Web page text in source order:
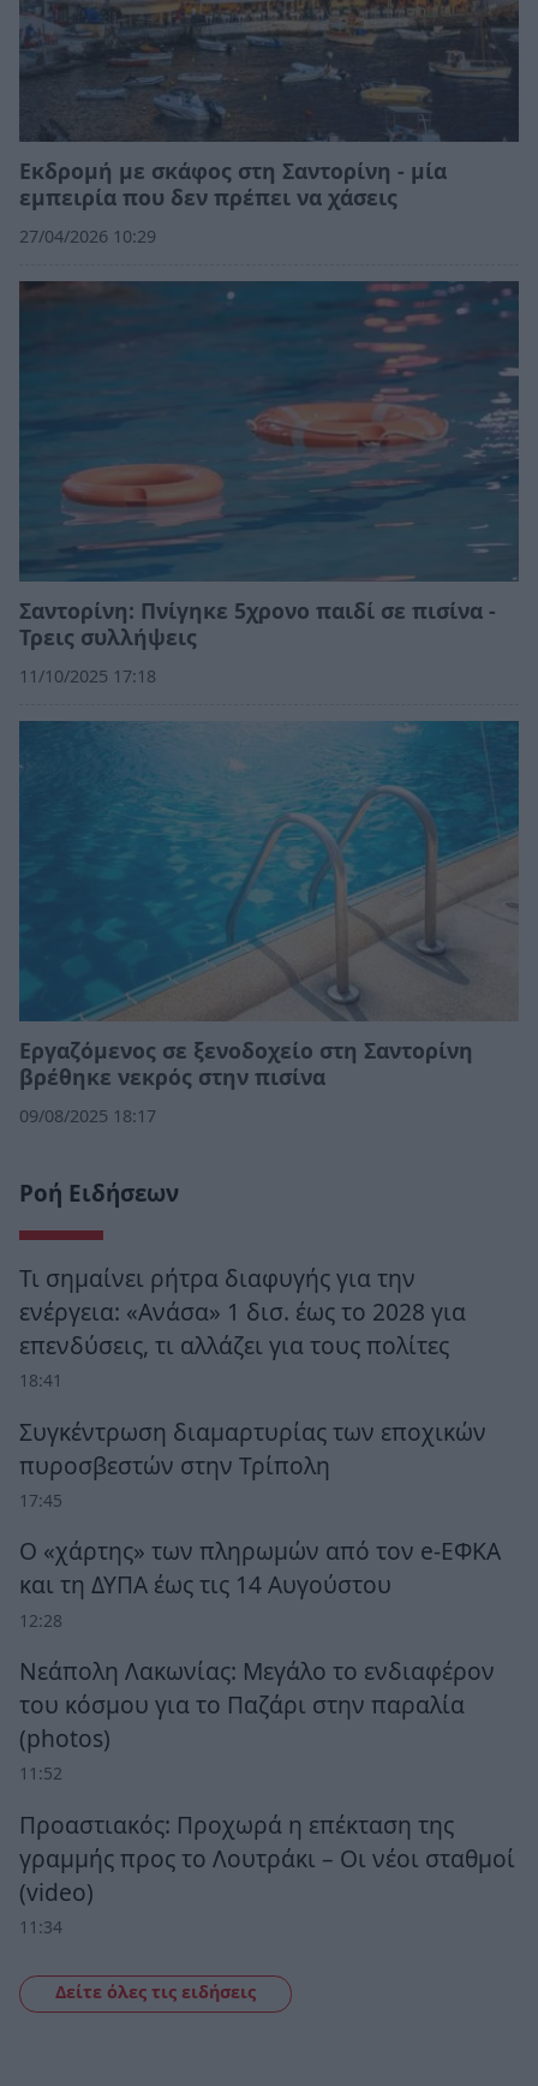
Εκδρομή με σκάφος στη Σαντορίνη - μία
εμπειρία που δεν πρέπει να χάσεις
27/04/2026 10:29
Σαντορίνη: Πνίγηκε 5χρονο παιδί σε πισίνα -
Τρεις συλλήψεις
11/10/2025 17:18
Εργαζόμενος σε ξενοδοχείο στη Σαντορίνη
βρέθηκε νεκρός στην πισίνα
09/08/2025 18:17
Ροή Ειδήσεων
Τι σημαίνει ρήτρα διαφυγής για την
ενέργεια: «Ανάσα» 1 δισ. έως το 2028 για
επενδύσεις, τι αλλάζει για τους πολίτες
18:41
Συγκέντρωση διαμαρτυρίας των εποχικών
πυροσβεστών στην Τρίπολη
17:45
Ο «χάρτης» των πληρωμών από τον e-ΕΦΚΑ
και τη ΔΥΠΑ έως τις 14 Αυγούστου
12:28
Νεάπολη Λακωνίας: Μεγάλο το ενδιαφέρον
του κόσμου για το Παζάρι στην παραλία
(photos)
11:52
Προαστιακός: Προχωρά η επέκταση της
γραμμής προς το Λουτράκι – Οι νέοι σταθμοί
(video)
11:34
Δείτε όλες τις ειδήσεις